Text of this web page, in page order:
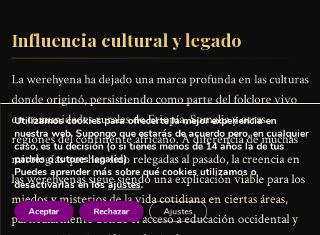
Influencia cultural y legado
La werehyena ha dejado una marca profunda en las culturas
donde originó, persistiendo como parte del folclore vivo
en comunidades rurales de Etiopía, Somalia y otras
regiones del continente africano. A diferencia de muchas
mitologías que han sido relegadas al pasado, la creencia en
las werehyenas sigue siendo una explicación viable para los
miedos y misterios de la vida cotidiana en ciertas áreas,
particularmente donde el acceso a educación occidental y
Utilizamos cookies para ofrecerte la mejor experiencia en
nuestra web. Supongo que estarás de acuerdo pero, en cualquier
caso, es tu decisión (o si tienes menos de 14 años la de tus
padres o tutores legales)
Puedes aprender más sobre qué cookies utilizamos o
desactivarlas en losajustes.
Aceptar Rechazar Ajustes